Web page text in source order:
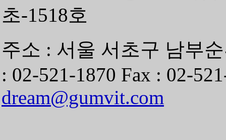
초-1518호
주소 : 서울 서초구 남부
: 02-521-1870 Fax : 02-
dream@gumvit.com